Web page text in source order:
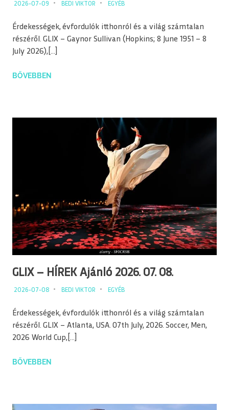
2026-07-09 BEDI VIKTOR EGYÉB
Érdekességek, évfordulók itthonról és a világ számtalan
részéről. GLIX – Gaynor Sullivan (Hopkins; 8 June 1951 – 8
July 2026),[…]
BŐVEBBEN
GLIX – HÍREK Ajánló 2026. 07. 08.
2026-07-08 BEDI VIKTOR EGYÉB
Érdekességek, évfordulók itthonról és a világ számtalan
részéről. GLIX – Atlanta, USA. 07th July, 2026. Soccer, Men,
2026 World Cup,[…]
BŐVEBBEN